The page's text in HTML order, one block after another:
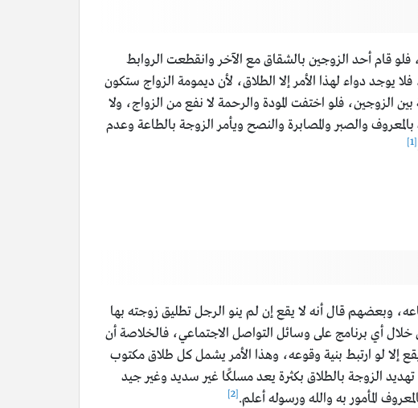
قام أحد الزوجين بالشقاق مع الآخر وانقطعت الروابط
يوجد دواء لهذا الأمر إلا الطلاق، لأن ديمومة الزواج ستكون
فلو اختفت المودة والرحمة لا نفع من الزواج، ولا
بالمعروف والصبر والمصابرة والنصح ويأمر الزوجة بالطاعة وعدم
[1]
وبعضهم قال أنه لا يقع إن لم ينو الرجل تطليق زوجته بها
أي برنامج على وسائل التواصل الاجتماعي، فالخلاصة أن
إلا لو ارتبط بنية وقوعه، وهذا الأمر يشمل كل طلاق مكتوب
الزوجة بالطلاق بكثرة يعد مسلكًا غير سديد وغير جيد
المأمور به والله ورسوله أعلم.[2]